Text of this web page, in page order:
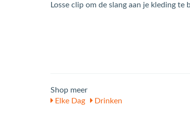
Losse clip om de slang aan je kleding te
Shop meer
Elke Dag
Drinken